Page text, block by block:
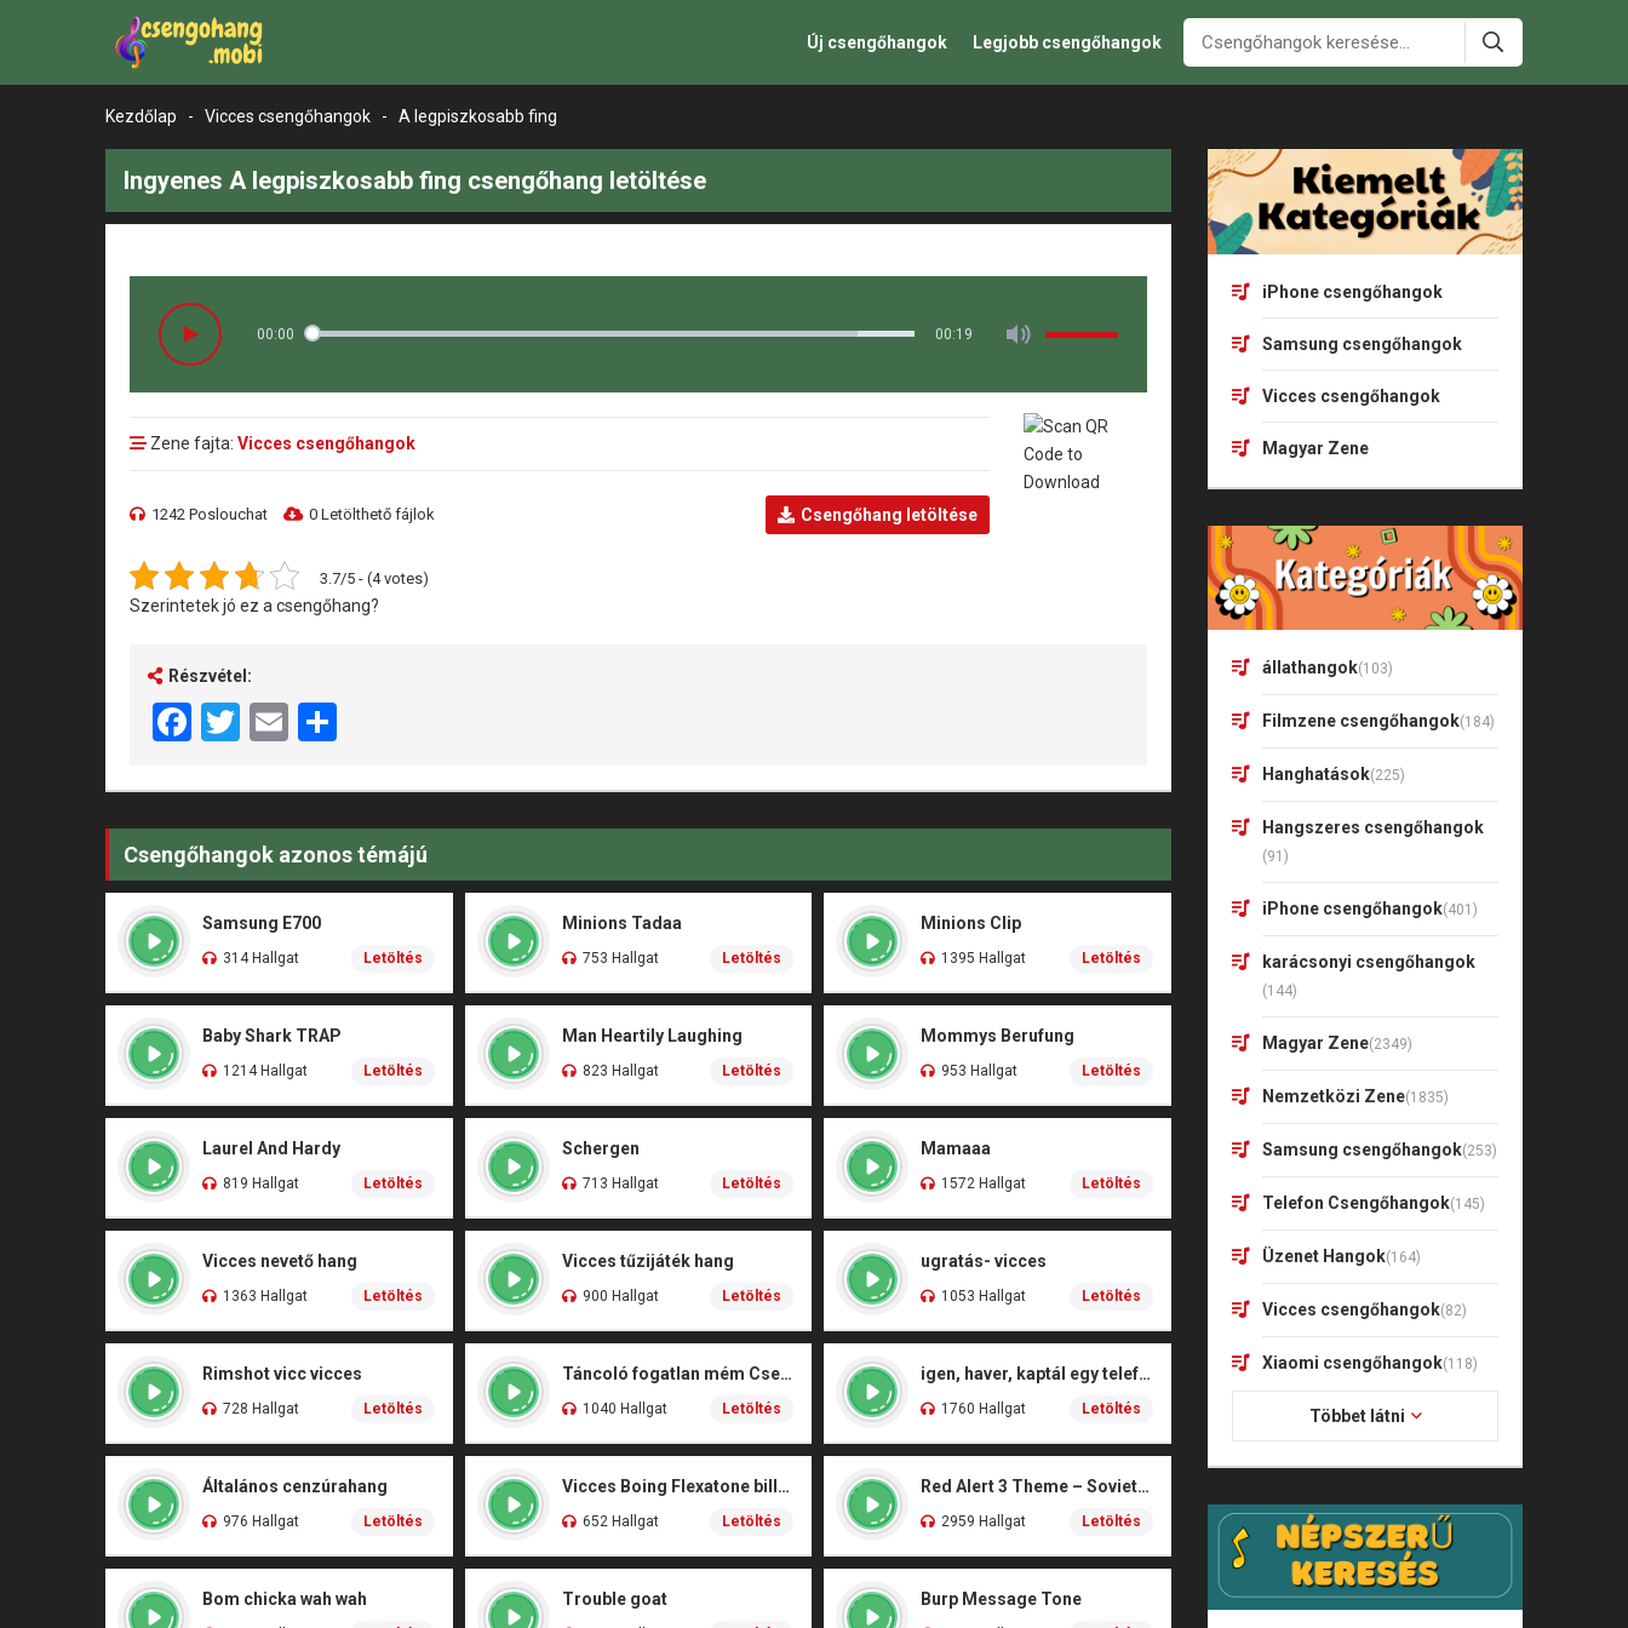
Új csengőhangok Legjobb csengőhangok
Kezdőlap - Vicces csengőhangok - A legpiszkosabb fing
Ingyenes A legpiszkosabb fing csengőhang letöltése
00:00 00:19
Zene fajta: Vicces csengőhangok
1242 Poslouchat 0 Letölthető fájlok Csengőhang letöltése
3.7/5 - (4 votes)
Szerintetek jó ez a csengőhang?
Részvétel:
Facebook
Twitter
Email
Csengőhangok azonos témájú
Samsung E700
314 Hallgat Letöltés
Minions Tadaa
753 Hallgat Letöltés
Minions Clip
1395 Hallgat Letöltés
Baby Shark TRAP
1214 Hallgat Letöltés
Man Heartily Laughing
823 Hallgat Letöltés
Mommys Berufung
953 Hallgat Letöltés
Laurel And Hardy
819 Hallgat Letöltés
Schergen
713 Hallgat Letöltés
Mamaaa
1572 Hallgat Letöltés
Vicces nevető hang
1363 Hallgat Letöltés
Vicces tűzijáték hang
900 Hallgat Letöltés
ugratás- vicces
1053 Hallgat Letöltés
Rimshot vicc vicces
728 Hallgat Letöltés
Táncoló fogatlan mém Csengőhang
1040 Hallgat Letöltés
igen, haver, kaptál egy telefonhívást
1760 Hallgat Letöltés
Általános cenzúrahang
976 Hallgat Letöltés
Vicces Boing Flexatone billegés
652 Hallgat Letöltés
Red Alert 3 Theme – Soviet March
2959 Hallgat Letöltés
Bom chicka wah wah Trouble goat Burp Message Tone
iPhone csengőhangok
Samsung csengőhangok
Vicces csengőhangok
Magyar Zene
állathangok(103)
Filmzene csengőhangok(184)
Hanghatások(225)
Hangszeres csengőhangok
(91)
iPhone csengőhangok(401)
karácsonyi csengőhangok
(144)
Magyar Zene(2349)
Nemzetközi Zene(1835)
Samsung csengőhangok(253)
Telefon Csengőhangok(145)
Üzenet Hangok(164)
Vicces csengőhangok(82)
Xiaomi csengőhangok(118)
Többet látni